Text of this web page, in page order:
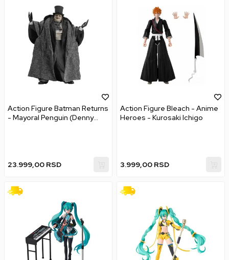
Action Figure Batman Returns
- Mayoral Penguin (Denny
23.999,00 RSD
Action Figure Bleach - Anime
Heroes - Kurosaki Ichigo
3.999,00 RSD